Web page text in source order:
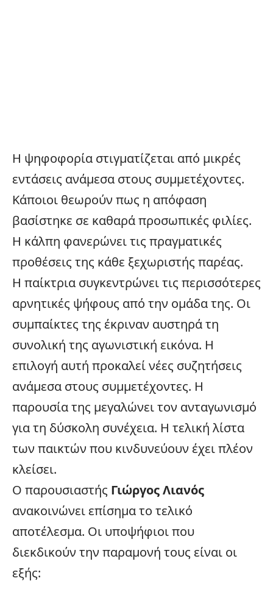
Η ψηφοφορία στιγματίζεται από μικρές
εντάσεις ανάμεσα στους συμμετέχοντες.
Κάποιοι θεωρούν πως η απόφαση
βασίστηκε σε καθαρά προσωπικές φιλίες.
Η κάλπη φανερώνει τις πραγματικές
προθέσεις της κάθε ξεχωριστής παρέας.
Η παίκτρια συγκεντρώνει τις περισσότερες
αρνητικές ψήφους από την ομάδα της. Οι
συμπαίκτες της έκριναν αυστηρά τη
συνολική της αγωνιστική εικόνα. Η
επιλογή αυτή προκαλεί νέες συζητήσεις
ανάμεσα στους συμμετέχοντες. Η
παρουσία της μεγαλώνει τον ανταγωνισμό
για τη δύσκολη συνέχεια. Η τελική λίστα
των παικτών που κινδυνεύουν έχει πλέον
κλείσει.
Ο παρουσιαστής Γιώργος Λιανός
ανακοινώνει επίσημα το τελικό
αποτέλεσμα. Οι υποψήφιοι που
διεκδικούν την παραμονή τους είναι οι
εξής: